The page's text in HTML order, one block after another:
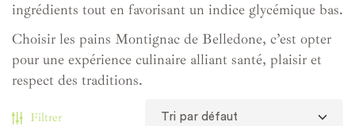
ingrédients tout en favorisant un indice glycémique bas.
Choisir les pains Montignac de Belledone, c’est opter
pour une expérience culinaire alliant santé, plaisir et
respect des traditions.
Filtrer